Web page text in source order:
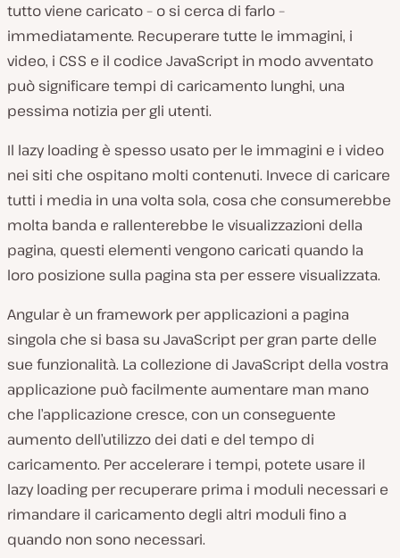
tutto viene caricato – o si cerca di farlo –
immediatamente. Recuperare tutte le immagini, i
video, i CSS e il codice JavaScript in modo avventato
può significare tempi di caricamento lunghi, una
pessima notizia per gli utenti.
Il lazy loading è spesso usato per le immagini e i video
nei siti che ospitano molti contenuti. Invece di caricare
tutti i media in una volta sola, cosa che consumerebbe
molta banda e rallenterebbe le visualizzazioni della
pagina, questi elementi vengono caricati quando la
loro posizione sulla pagina sta per essere visualizzata.
Angular è un framework per applicazioni a pagina
singola che si basa su JavaScript per gran parte delle
sue funzionalità. La collezione di JavaScript della vostra
applicazione può facilmente aumentare man mano
che l’applicazione cresce, con un conseguente
aumento dell’utilizzo dei dati e del tempo di
caricamento. Per accelerare i tempi, potete usare il
lazy loading per recuperare prima i moduli necessari e
rimandare il caricamento degli altri moduli fino a
quando non sono necessari.